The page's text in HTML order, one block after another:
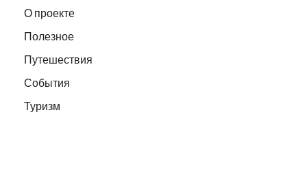
О проекте
Полезное
Путешествия
События
Туризм